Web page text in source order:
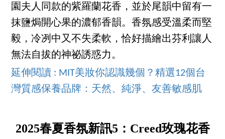
園夫人同款的紫羅蘭花香，並於尾韻中留有一
抹鹽焗開心果的濃郁香韻。香氛感受溫柔而堅
毅，冷冽中又不失柔軟，恰好描繪出芬利讓人
無法自拔的神祕誘惑力。
延伸閱讀 : MIT美妝你認識幾個？精選12個台
灣質感保養品牌：天然、純淨、友善敏感肌
2025春夏香氛新訊5：Creed玫瑰花香